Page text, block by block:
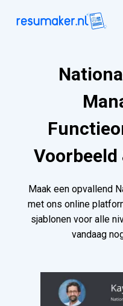
Voorbeeld
Maak een opvallend
met ons online
sjablonen voor alle
vandaag